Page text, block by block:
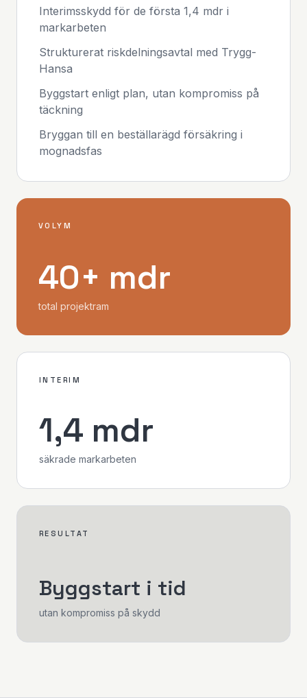
Interimsskydd för de första 1,4 mdr i
markarbeten
Strukturerat riskdelningsavtal med Trygg-
Hansa
Byggstart enligt plan, utan kompromiss på
täckning
Bryggan till en beställarägd försäkring i
mognadsfas
VOLYM
40+ mdr
total projektram
INTERIM
1,4 mdr
säkrade markarbeten
RESULTAT
Byggstart i tid
utan kompromiss på skydd